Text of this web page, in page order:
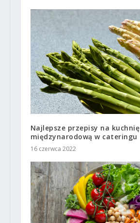
Najlepsze przepisy na kuchnię
międzynarodową w cateringu
16 czerwca 2022